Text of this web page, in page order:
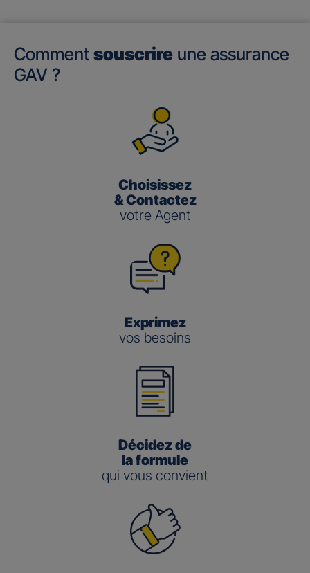
Comment souscrire une assurance
GAV ?
Choisissez
& Contactez
votre Agent
Exprimez
vos besoins
Décidez de
la formule
qui vous convient